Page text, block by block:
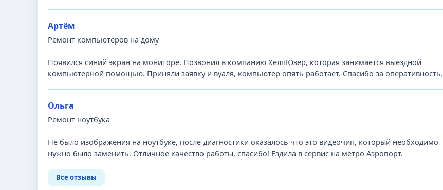
Артём
Ремонт компьютеров на дому
Появился синий экран на мониторе. Позвонил в компанию ХелпЮзер, которая занимается выездной
компьютерной помощью. Приняли заявку и вуаля, компьютер опять работает. Спасибо за оперативность.
Ольга
Ремонт ноутбука
Не было изображения на ноутбуке, после диагностики оказалось что это видеочип, который необходимо
нужно было заменить. Отличное качество работы, спасибо! Ездила в сервис на метро Аэропорт.
Все отзывы